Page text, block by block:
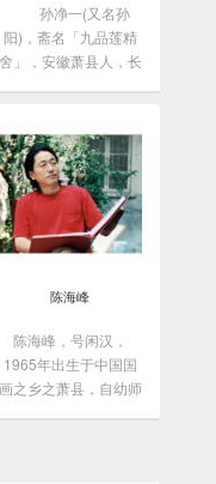
孙净一(又名孙
阳)，斋名「九品莲精
舍」，安徽萧县人，长
陈海峰
陈海峰，号闲汉，
1965年出生于中国国
画之乡之萧县，自幼师